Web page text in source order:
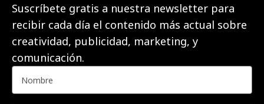
Suscríbete gratis a nuestra newsletter para
recibir cada día el contenido más actual sobre
creatividad, publicidad, marketing, y
comunicación.